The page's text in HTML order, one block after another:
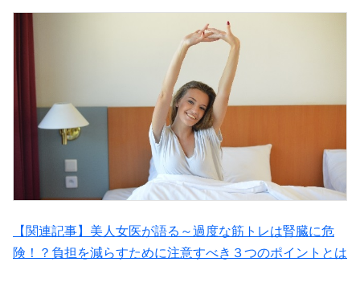
【関連記事】美人女医が語る～過度な筋トレは腎臓に危
険！？負担を減らすために注意すべき３つのポイントとは